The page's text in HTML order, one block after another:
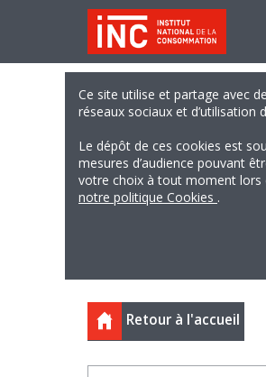
Ce site utilise et partage avec
réseaux sociaux et d’utilisation
Le dépôt de ces cookies est
mesures d’audience pouvant
votre choix à tout moment lors
notre politique Cookies .
Retour à l'accueil